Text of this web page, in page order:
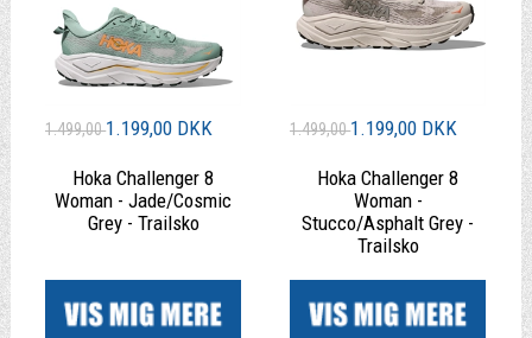
1.499,001.199,00 DKK
Hoka Challenger 8
Woman - Jade/Cosmic
Grey - Trailsko
1.499,001.199,00 DKK
Hoka Challenger 8
Woman -
Stucco/Asphalt Grey -
Trailsko